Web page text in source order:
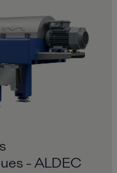
- ALDEC